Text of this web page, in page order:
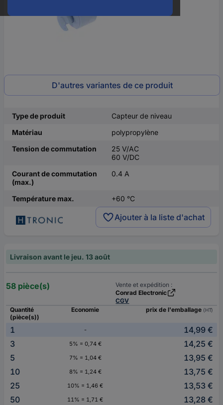
D'autres variantes de ce produit
Type de produit
Capteur de niveau
Matériau
polypropylène
Tension de commutation
25 V/AC
60 V/DC
Courant de commutation
(max.)
0.4 A
Température max. +60 °C
Ajouter à la liste d'achat
Livraison avant le jeu. 13 août
58 pièce(s)
Vente et expédition :
Conrad Electronic
CGV
Quantité
(pièce(s))
Economie prix de l'emballage (HT)
1 -
14,99 €
3
5% = 0,74 €
14,25 €
5
7% = 1,04 €
13,95 €
10
8% = 1,24 €
13,75 €
25
10% = 1,46 €
13,53 €
50
11% = 1,71 € 13,28 €